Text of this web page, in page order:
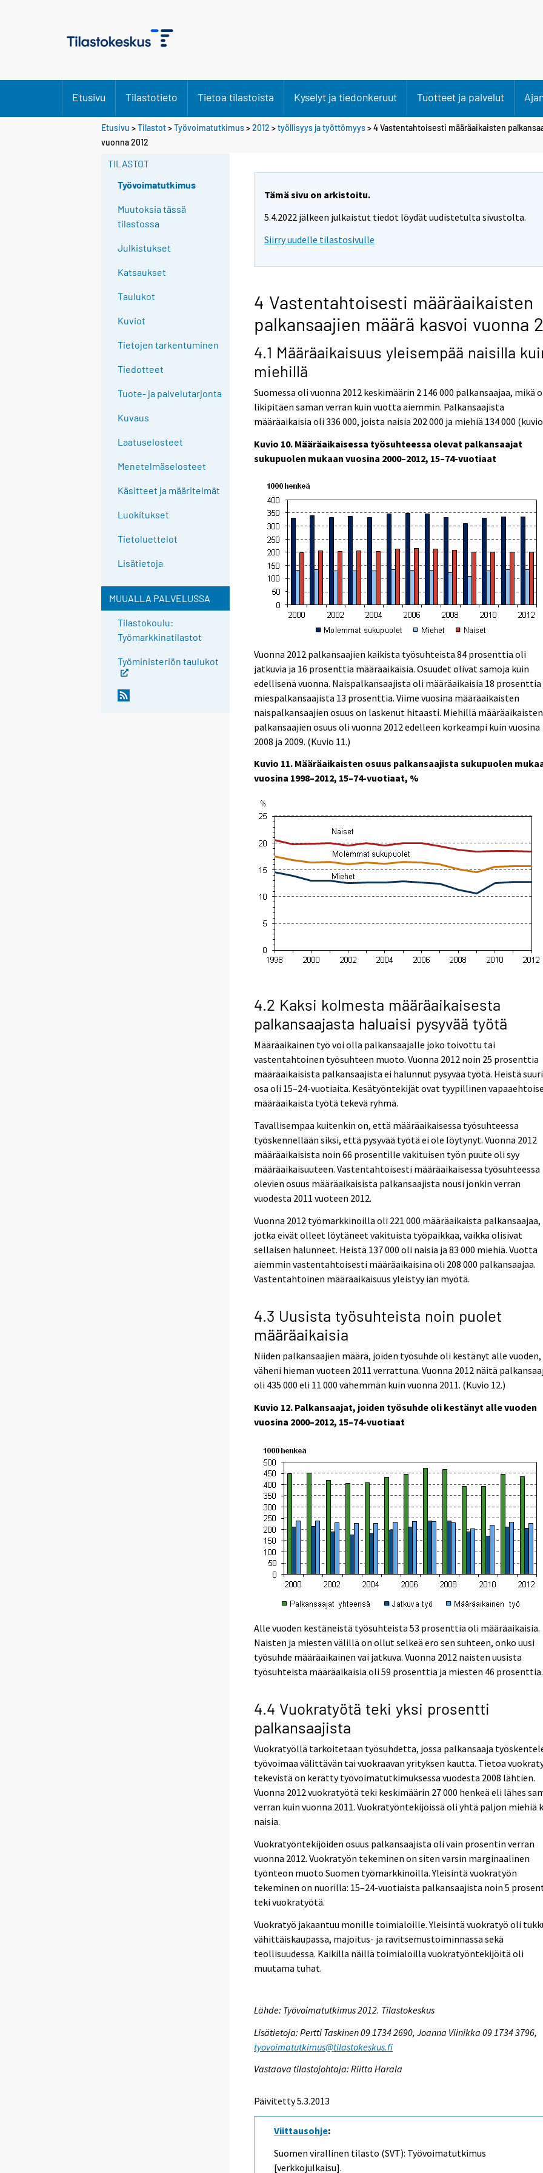
Etusivu Tilastotieto Tietoa tilastoista Kyselyt ja tiedonkeruut Tuotteet ja palvelut
Etusivu >Tilastot>Työvoimatutkimus>2012 >työllisyys ja työttömyys> 4 Vastentahtoisesti määräaikaisten
vuonna 2012
TILASTOT
Työvoimatutkimus
Muutoksia tässä
tilastossa
Julkistukset
Katsaukset
Taulukot
Kuviot
Tietojen tarkentuminen
Tiedotteet
Tuote- ja palvelutarjonta
Kuvaus
Laatuselosteet
Menetelmäselosteet
Käsitteet ja määritelmät
Luokitukset
Tietoluettelot
Lisätietoja
MUUALLA PALVELUSSA
Tilastokoulu:
Työmarkkinatilastot
Työministeriön taulukot
Tämä sivu on arkistoitu.
5.4.2022 jälkeen julkaistut tiedot löydät uudistetulta sivustolta.
Siirry uudelle tilastosivulle
4 Vastentahtoisesti määräaikaisten
palkansaajien määrä kasvoi vuonna
4.1 Määräaikaisuus yleisempää naisilla
miehillä
Suomessa oli vuonna 2012 keskimäärin 2 146 000 palkansaajaa, mikä
likipitäen saman verran kuin vuotta aiemmin. Palkansaajista
määräaikaisia oli 336 000, joista naisia 202 000 ja miehiä 134 000
Kuvio 10. Määräaikaisessa työsuhteessa olevat palkansaajat
sukupuolen mukaan vuosina 2000–2012, 15–74-vuotiaat
Vuonna 2012 palkansaajien kaikista työsuhteista 84 prosenttia oli
jatkuvia ja 16 prosenttia määräaikaisia. Osuudet olivat samoja kuin
edellisenä vuonna. Naispalkansaajista oli määräaikaisia 18 prosenttia
miespalkansaajista 13 prosenttia. Viime vuosina määräaikaisten
naispalkansaajien osuus on laskenut hitaasti. Miehillä määräaikaisten
palkansaajien osuus oli vuonna 2012 edelleen korkeampi kuin vuosina
2008 ja 2009. (Kuvio 11.)
Kuvio 11. Määräaikaisten osuus palkansaajista sukupuolen
vuosina 1998–2012, 15–74-vuotiaat, %
4.2 Kaksi kolmesta määräaikaisesta
palkansaajasta haluaisi pysyvää työtä
Määräaikainen työ voi olla palkansaajalle joko toivottu tai
vastentahtoinen työsuhteen muoto. Vuonna 2012 noin 25 prosenttia
määräaikaisista palkansaajista ei halunnut pysyvää työtä. Heistä
osa oli 15–24-vuotiaita. Kesätyöntekijät ovat tyypillinen
määräaikaista työtä tekevä ryhmä.
Tavallisempaa kuitenkin on, että määräaikaisessa työsuhteessa
työskennellään siksi, että pysyvää työtä ei ole löytynyt. Vuonna 2012
määräaikaisista noin 66 prosentille vakituisen työn puute oli syy
määräaikaisuuteen. Vastentahtoisesti määräaikaisessa työsuhteessa
olevien osuus määräaikaisista palkansaajista nousi jonkin verran
vuodesta 2011 vuoteen 2012.
Vuonna 2012 työmarkkinoilla oli 221 000 määräaikaista palkansaajaa,
jotka eivät olleet löytäneet vakituista työpaikkaa, vaikka olisivat
sellaisen halunneet. Heistä 137 000 oli naisia ja 83 000 miehiä. Vuotta
aiemmin vastentahtoisesti määräaikaisina oli 208 000 palkansaajaa.
Vastentahtoinen määräaikaisuus yleistyy iän myötä.
4.3 Uusista työsuhteista noin puolet
määräaikaisia
Niiden palkansaajien määrä, joiden työsuhde oli kestänyt alle vuoden,
väheni hieman vuoteen 2011 verrattuna. Vuonna 2012 näitä
oli 435 000 eli 11 000 vähemmän kuin vuonna 2011. (Kuvio 12.)
Kuvio 12. Palkansaajat, joiden työsuhde oli kestänyt alle vuoden
vuosina 2000–2012, 15–74-vuotiaat
Alle vuoden kestäneistä työsuhteista 53 prosenttia oli määräaikaisia.
Naisten ja miesten välillä on ollut selkeä ero sen suhteen, onko uusi
työsuhde määräaikainen vai jatkuva. Vuonna 2012 naisten uusista
työsuhteista määräaikaisia oli 59 prosenttia ja miesten 46 prosenttia.
4.4 Vuokratyötä teki yksi prosentti
palkansaajista
Vuokratyöllä tarkoitetaan työsuhdetta, jossa palkansaaja
työvoimaa välittävän tai vuokraavan yrityksen kautta. Tietoa
tekevistä on kerätty työvoimatutkimuksessa vuodesta 2008 lähtien.
Vuonna 2012 vuokratyötä teki keskimäärin 27 000 henkeä eli lähes
verran kuin vuonna 2011. Vuokratyöntekijöissä oli yhtä paljon miehiä
naisia.
Vuokratyöntekijöiden osuus palkansaajista oli vain prosentin verran
vuonna 2012. Vuokratyön tekeminen on siten varsin marginaalinen
työnteon muoto Suomen työmarkkinoilla. Yleisintä vuokratyön
tekeminen on nuorilla: 15–24-vuotiaista palkansaajista noin 5
teki vuokratyötä.
Vuokratyö jakaantuu monille toimialoille. Yleisintä vuokratyö oli
vähittäiskaupassa, majoitus- ja ravitsemustoiminnassa sekä
teollisuudessa. Kaikilla näillä toimialoilla vuokratyöntekijöitä oli
muutama tuhat.
Lähde: Työvoimatutkimus 2012. Tilastokeskus
Lisätietoja: Pertti Taskinen 09 1734 2690, Joanna Viinikka 09 1734 3796,
tyovoimatutkimus@tilastokeskus.fi
Vastaava tilastojohtaja: Riitta Harala
Päivitetty 5.3.2013
Viittausohje:
Suomen virallinen tilasto (SVT): Työvoimatutkimus
[verkkojulkaisu].